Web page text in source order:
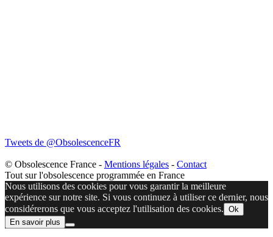
Tweets de @ObsolescenceFR
© Obsolescence France - Mentions légales - Contact
Tout sur l'obsolescence programmée en France
Nous utilisons des cookies pour vous garantir la meilleure
expérience sur notre site. Si vous continuez à utiliser ce dernier, nous
considérerons que vous acceptez l'utilisation des cookies. Ok
En savoir plus